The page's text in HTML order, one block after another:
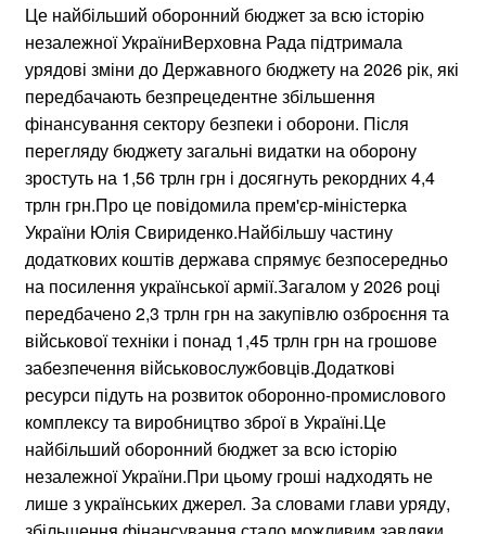
Це найбільший оборонний бюджет за всю історію
незалежної УкраїниВерховна Рада підтримала
урядові зміни до Державного бюджету на 2026 рік, які
передбачають безпрецедентне збільшення
фінансування сектору безпеки і оборони. Після
перегляду бюджету загальні видатки на оборону
зростуть на 1,56 трлн грн і досягнуть рекордних 4,4
трлн грн.Про це повідомила прем'єр-міністерка
України Юлія Свириденко.Найбільшу частину
додаткових коштів держава спрямує безпосередньо
на посилення української армії.Загалом у 2026 році
передбачено 2,3 трлн грн на закупівлю озброєння та
військової техніки і понад 1,45 трлн грн на грошове
забезпечення військовослужбовців.Додаткові
ресурси підуть на розвиток оборонно-промислового
комплексу та виробництво зброї в Україні.Це
найбільший оборонний бюджет за всю історію
незалежної України.При цьому гроші надходять не
лише з українських джерел. За словами глави уряду,